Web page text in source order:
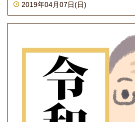
2019年04月07日(日)